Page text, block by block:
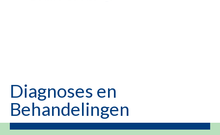
Diagnoses en
Behandelingen